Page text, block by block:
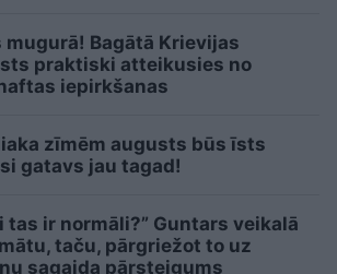
mugurā! Bagātā Krievijas
praktiski atteikusies no
iepirkšanas
zīmēm augusts būs īsts
gatavs jau tagad!
tas ir normāli?” Guntars veikalā
taču, pārgriežot to uz
sagaida pārsteigums